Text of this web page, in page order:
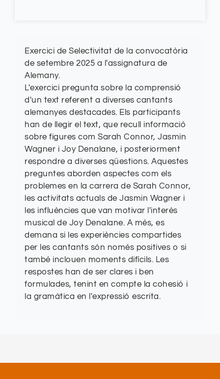
Exercici de Selectivitat de la convocatòria
de setembre 2025 a l'assignatura de
Alemany.
L'exercici pregunta sobre la comprensió
d'un text referent a diverses cantants
alemanyes destacades. Els participants
han de llegir el text, que recull informació
sobre figures com Sarah Connor, Jasmin
Wagner i Joy Denalane, i posteriorment
respondre a diverses qüestions. Aquestes
preguntes aborden aspectes com els
problemes en la carrera de Sarah Connor,
les activitats actuals de Jasmin Wagner i
les influències que van motivar l'interès
musical de Joy Denalane. A més, es
demana si les experiències compartides
per les cantants són només positives o si
també inclouen moments difícils. Les
respostes han de ser clares i ben
formulades, tenint en compte la cohesió i
la gramàtica en l'expressió escrita.